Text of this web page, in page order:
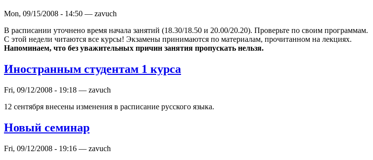
Mon, 09/15/2008 - 14:50 — zavuch
В расписании уточнено время начала занятий (18.30/18.50 и 20.00/20.20). Проверьте по своим программам.
С этой недели читаются все курсы! Экзамены принимаются по материалам, прочитанном на лекциях.
Напоминаем, что без уважительных причин занятия пропускать нельзя.
Иностранным студентам 1 курса
Fri, 09/12/2008 - 19:18 — zavuch
12 сентября внесены изменения в расписание русского языка.
Новый семинар
Fri, 09/12/2008 - 19:16 — zavuch